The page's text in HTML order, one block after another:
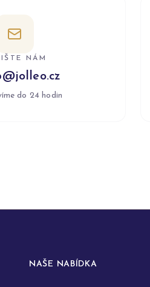
NÁM
do 24 hodin
NAŠE NABÍDKA